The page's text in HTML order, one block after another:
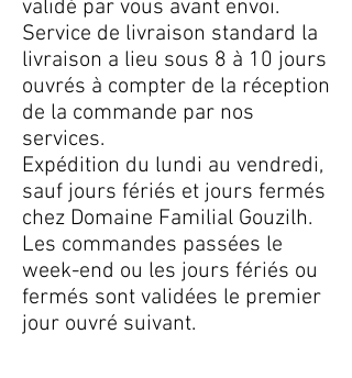
validé par vous avant envoi.
Service de livraison standard la
livraison a lieu sous 8 à 10 jours
ouvrés à compter de la réception
de la commande par nos
services.
Expédition du lundi au vendredi,
sauf jours fériés et jours fermés
chez Domaine Familial Gouzilh.
Les commandes passées le
week-end ou les jours fériés ou
fermés sont validées le premier
jour ouvré suivant.